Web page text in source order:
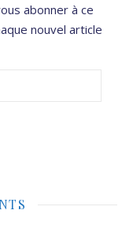
abonner à ce
nouvel article